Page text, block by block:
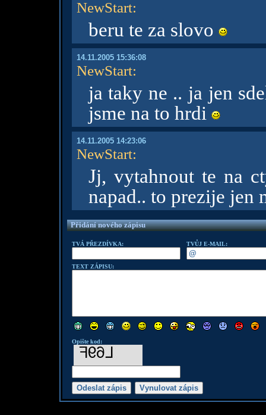
NewStart:
beru te za slovo
14.11.2005 15:36:08
NewStart:
ja taky ne .. ja jen
jsme na to hrdi
14.11.2005 14:23:06
NewStart:
Jj, vytahnout te na
napad.. to prezije
Přidání nového zápisu
TVÁ PŘEZDÍVKA: TVŮJ E-MAIL:
TEXT ZÁPISU:
Opište kod: